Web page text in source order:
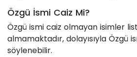
Özgü İsmi Caiz Mi?
Özgü ismi caiz olmayan isimler
almamaktadır, dolayısıyla Özgü
söylenebilir.